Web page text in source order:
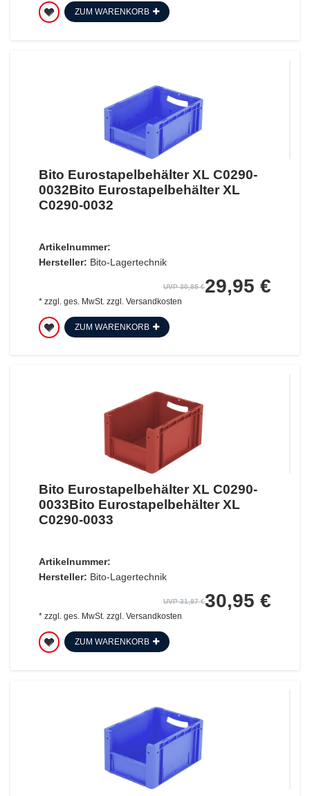
ZUM WARENKORB
Bito Eurostapelbehälter XL C0290-
0032Bito Eurostapelbehälter XL
C0290-0032
Artikelnummer:
Hersteller: Bito-Lagertechnik
UVP 30,85 €29,95 €
* zzgl. ges. MwSt. zzgl. Versandkosten
ZUM WARENKORB
Bito Eurostapelbehälter XL C0290-
0033Bito Eurostapelbehälter XL
C0290-0033
Artikelnummer:
Hersteller: Bito-Lagertechnik
UVP 31,87 €30,95 €
* zzgl. ges. MwSt.zzgl. Versandkosten
ZUM WARENKORB